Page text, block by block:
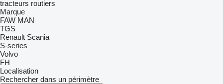
tracteurs routiers
Marque
FAW MAN
TGS
Renault Scania
S-series
Volvo
FH
Localisation
Rechercher dans un périmètre